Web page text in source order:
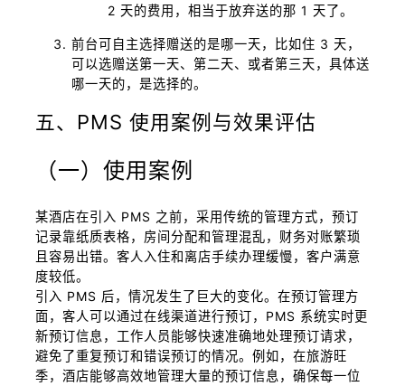
2 天的费用，相当于放弃送的那 1 天了。
前台可自主选择赠送的是哪一天，比如住 3 天，
可以选赠送第一天、第二天、或者第三天，具体送
哪一天的，是选择的。
五、PMS 使用案例与效果评估
（一）使用案例
某酒店在引入 PMS 之前，采用传统的管理方式，预订
记录靠纸质表格，房间分配和管理混乱，财务对账繁琐
且容易出错。客人入住和离店手续办理缓慢，客户满意
度较低。
引入 PMS 后，情况发生了巨大的变化。在预订管理方
面，客人可以通过在线渠道进行预订，PMS 系统实时更
新预订信息，工作人员能够快速准确地处理预订请求，
避免了重复预订和错误预订的情况。例如，在旅游旺
季，酒店能够高效地管理大量的预订信息，确保每一位